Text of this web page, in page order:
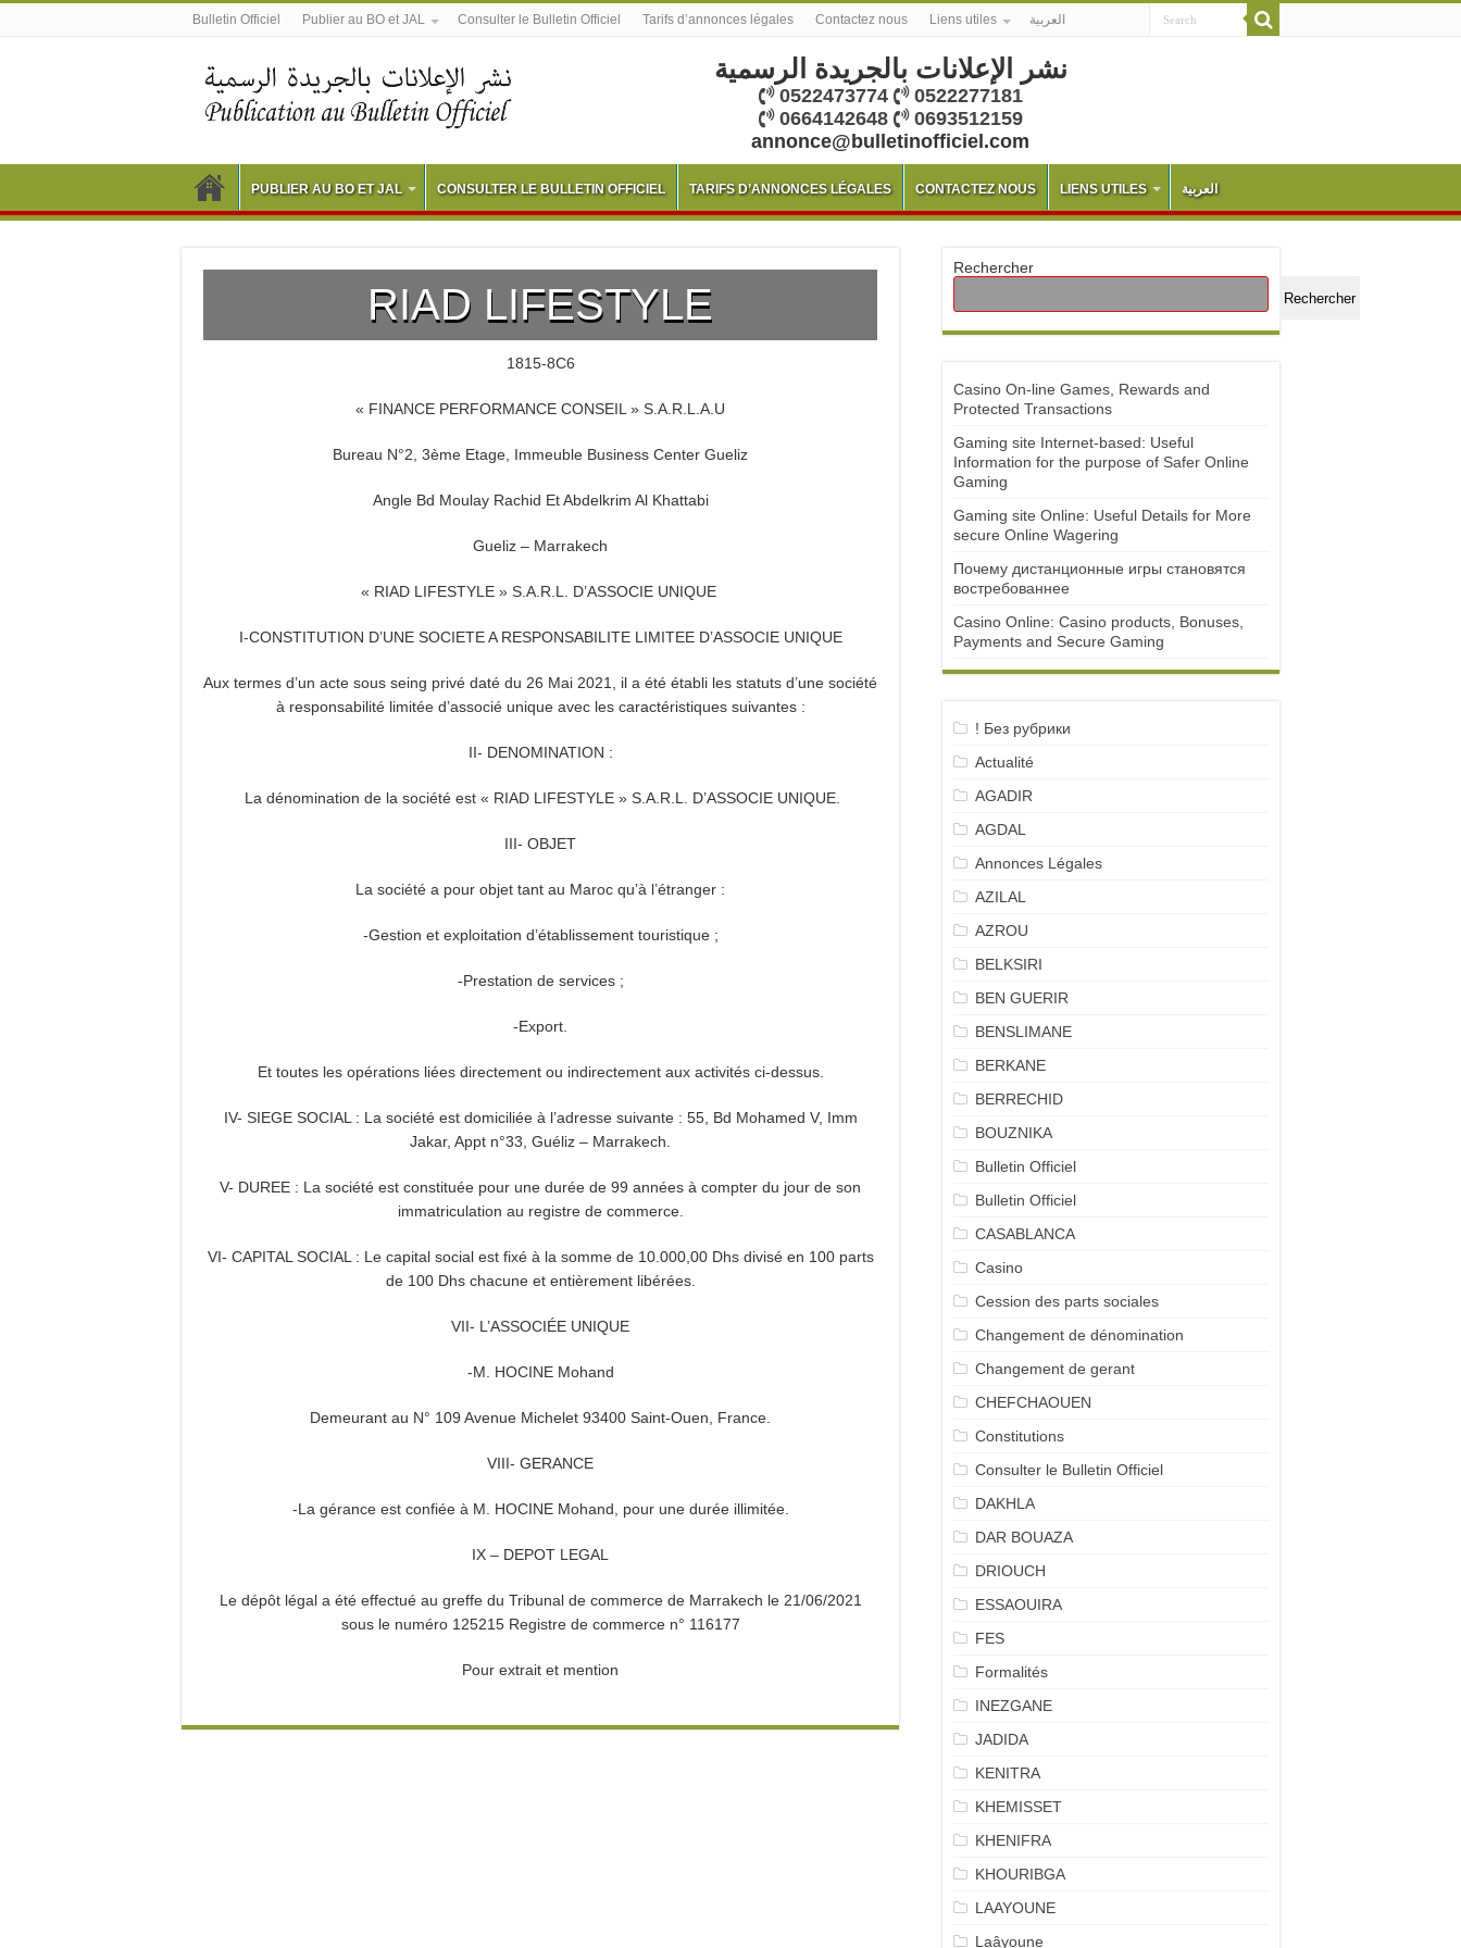
Bulletin Officiel Publier au BO et JAL Consulter le Bulletin Officiel Tarifs d’annonces légales Contactez nous Liens utiles العربية
نشر الإعلانات بالجريدة الرسمية
0522473774
0522277181
0664142648
0693512159
annonce@bulletinofficiel.com
PUBLIER AU BO ET JAL CONSULTER LE BULLETIN OFFICIEL TARIFS D’ANNONCES LÉGALES CONTACTEZ NOUS LIENS UTILES العربية
RIAD LIFESTYLE
1815-8C6
« FINANCE PERFORMANCE CONSEIL » S.A.R.L.A.U
Bureau N°2, 3ème Etage, Immeuble Business Center Gueliz
Angle Bd Moulay Rachid Et Abdelkrim Al Khattabi
Gueliz – Marrakech
« RIAD LIFESTYLE » S.A.R.L. D’ASSOCIE UNIQUE
I-CONSTITUTION D’UNE SOCIETE A RESPONSABILITE LIMITEE D’ASSOCIE UNIQUE
Aux termes d’un acte sous seing privé daté du 26 Mai 2021, il a été établi les statuts d’une société
à responsabilité limitée d’associé unique avec les caractéristiques suivantes :
II- DENOMINATION :
La dénomination de la société est « RIAD LIFESTYLE » S.A.R.L. D’ASSOCIE UNIQUE.
III- OBJET
La société a pour objet tant au Maroc qu’à l’étranger :
-Gestion et exploitation d’établissement touristique ;
-Prestation de services ;
-Export.
Et toutes les opérations liées directement ou indirectement aux activités ci-dessus.
IV- SIEGE SOCIAL : La société est domiciliée à l’adresse suivante : 55, Bd Mohamed V, Imm
Jakar, Appt n°33, Guéliz – Marrakech.
V- DUREE : La société est constituée pour une durée de 99 années à compter du jour de son
immatriculation au registre de commerce.
VI- CAPITAL SOCIAL : Le capital social est fixé à la somme de 10.000,00 Dhs divisé en 100 parts
de 100 Dhs chacune et entièrement libérées.
VII- L’ASSOCIÉE UNIQUE
-M. HOCINE Mohand
Demeurant au N° 109 Avenue Michelet 93400 Saint-Ouen, France.
VIII- GERANCE
-La gérance est confiée à M. HOCINE Mohand, pour une durée illimitée.
IX – DEPOT LEGAL
Le dépôt légal a été effectué au greffe du Tribunal de commerce de Marrakech le 21/06/2021
sous le numéro 125215 Registre de commerce n° 116177
Pour extrait et mention
Rechercher
Rechercher
Casino On-line Games, Rewards and
Protected Transactions
Gaming site Internet-based: Useful
Information for the purpose of Safer Online
Gaming
Gaming site Online: Useful Details for More
secure Online Wagering
Почему дистанционные игры становятся
востребованнее
Casino Online: Casino products, Bonuses,
Payments and Secure Gaming
! Без рубрики
Actualité
AGADIR
AGDAL
Annonces Légales
AZILAL
AZROU
BELKSIRI
BEN GUERIR
BENSLIMANE
BERKANE
BERRECHID
BOUZNIKA
Bulletin Officiel
Bulletin Officiel
CASABLANCA
Casino
Cession des parts sociales
Changement de dénomination
Changement de gerant
CHEFCHAOUEN
Constitutions
Consulter le Bulletin Officiel
DAKHLA
DAR BOUAZA
DRIOUCH
ESSAOUIRA
FES
Formalités
INEZGANE
JADIDA
KENITRA
KHEMISSET
KHENIFRA
KHOURIBGA
LAAYOUNE
Laâyoune